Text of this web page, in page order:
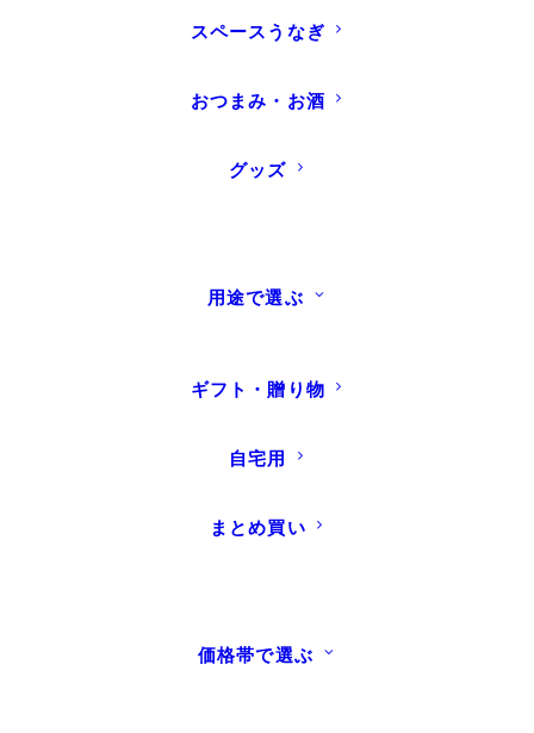
スペースうなぎ
おつまみ・お酒
グッズ
用途で選ぶ
ギフト・贈り物
自宅用
まとめ買い
価格帯で選ぶ
入会費・年会費
すべて無料！